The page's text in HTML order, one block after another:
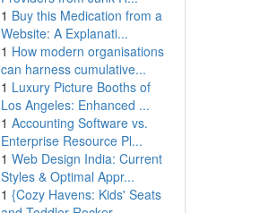
1 Buy this Medication from a
Website: A Explanati...
1 How modern organisations
can harness cumulative...
1 Luxury Picture Booths of
Los Angeles: Enhanced ...
1 Accounting Software vs.
Enterprise Resource Pl...
1 Web Design India: Current
Styles & Optimal Appr...
1 {Cozy Havens: Kids' Seats